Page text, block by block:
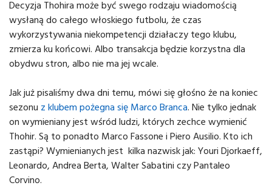
Decyzja Thohira może być swego rodzaju wiadomością
wysłaną do całego włoskiego futbolu, że czas
wykorzystywania niekompetencji działaczy tego klubu,
zmierza ku końcowi. Albo transakcja będzie korzystna dla
obydwu stron, albo nie ma jej wcale.
Jak już pisaliśmy dwa dni temu, mówi się głośno że na koniec
sezonu z klubem pożegna się Marco Branca. Nie tylko jednak
on wymieniany jest wśród ludzi, których zechce wymienić
Thohir. Są to ponadto Marco Fassone i Piero Ausilio. Kto ich
zastąpi? Wymienianych jest kilka nazwisk jak: Youri Djorkaeff,
Leonardo, Andrea Berta, Walter Sabatini czy Pantaleo
Corvino.